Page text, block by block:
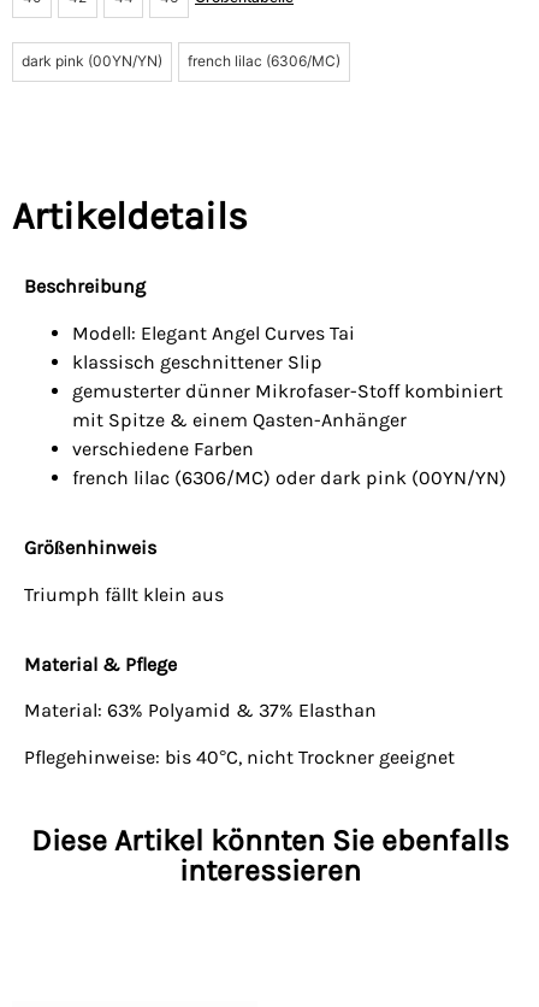
dark pink (00YN/YN) french lilac (6306/MC)
Artikeldetails
Beschreibung
Modell: Elegant Angel Curves Tai
klassisch geschnittener Slip
gemusterter dünner Mikrofaser-Stoff kombiniert
mit Spitze & einem Qasten-Anhänger
verschiedene Farben
french lilac (6306/MC) oder dark pink (00YN/YN)
Größenhinweis
Triumph fällt klein aus
Material & Pflege
Material: 63% Polyamid & 37% Elasthan
Pflegehinweise: bis 40°C, nicht Trockner geeignet
Diese Artikel könnten Sie ebenfalls
interessieren